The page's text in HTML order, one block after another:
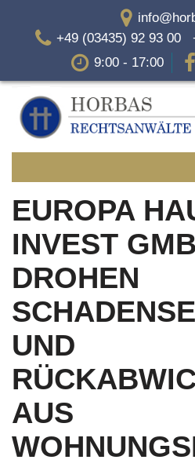
+49 (03435) 92 93 00
9:00 - 17:00
EUROPA
INVEST
DROHEN
UND
AUS